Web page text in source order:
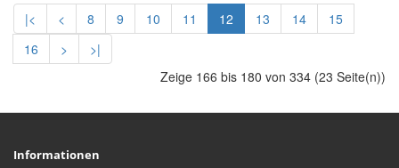
|< < 8 9 10 11 12 13 14
15
16
>
>|
Zeige 166 bis 180 von 334 (23 Seite(n))
Informationen